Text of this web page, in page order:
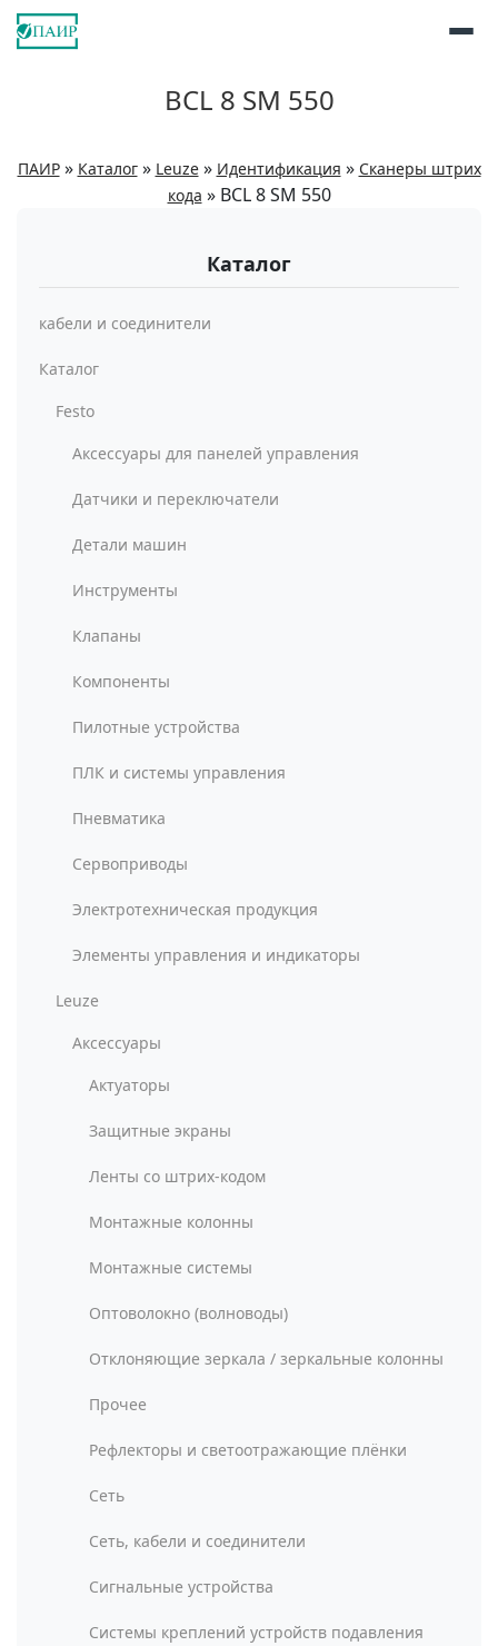
BCL 8 SM 550
ПАИР» Каталог» Leuze» Идентификация » Сканеры штрих
кода » BCL 8 SM 550
Каталог
кабели и соединители
Каталог
Festo
Аксессуары для панелей управления
Датчики и переключатели
Детали машин
Инструменты
Клапаны
Компоненты
Пилотные устройства
ПЛК и системы управления
Пневматика
Сервоприводы
Электротехническая продукция
Элементы управления и индикаторы
Leuze
Аксессуары
Актуаторы
Защитные экраны
Ленты со штрих-кодом
Монтажные колонны
Монтажные системы
Оптоволокно (волноводы)
Отклоняющие зеркала / зеркальные колонны
Прочее
Рефлекторы и светоотражающие плёнки
Сеть
Сеть, кабели и соединители
Сигнальные устройства
Системы креплений устройств подавления